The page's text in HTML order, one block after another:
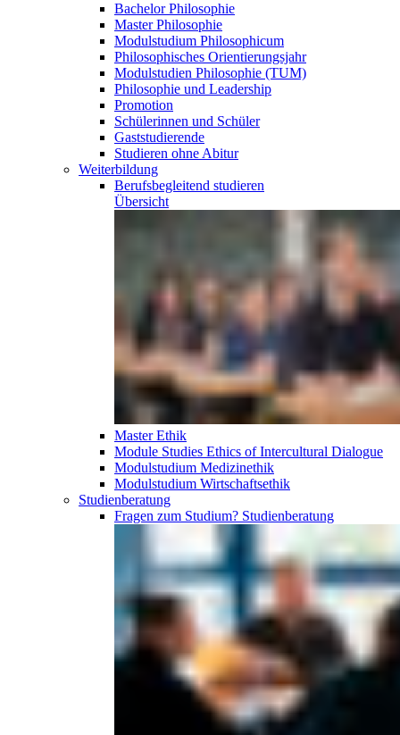
Bachelor Philosophie
Master Philosophie
Modulstudium Philosophicum
Philosophisches Orientierungsjahr
Modulstudien Philosophie (TUM)
Philosophie und Leadership
Promotion
Schülerinnen und Schüler
Gaststudierende
Studieren ohne Abitur
Weiterbildung
Berufsbegleitend studieren
Übersicht
Master Ethik
Module Studies Ethics of Intercultural Dialogue
Modulstudium Medizinethik
Modulstudium Wirtschaftsethik
Studien­beratung
Fragen zum Studium? Studien­beratung